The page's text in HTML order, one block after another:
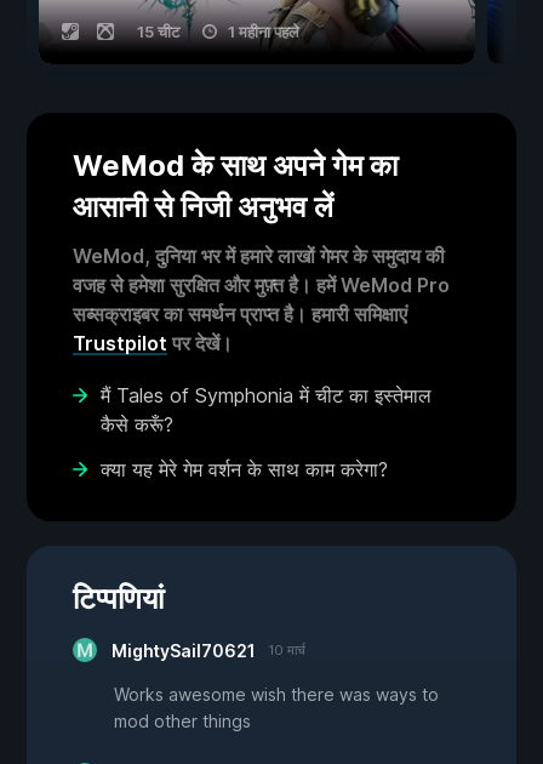
15 चीट 1 महीना पहले
WeMod के साथ अपने गेम का
आसानी से निजी अनुभव लें
WeMod, दुनिया भर में हमारे लाखों गेमर के समुदाय की
वजह से हमेशा सुरक्षित और मुफ़्त है। हमें WeMod Pro
सब्सक्राइबर का समर्थन प्राप्त है। हमारी समिक्षाएं
Trustpilot पर देखें।
मैं Tales of Symphonia में चीट का इस्तेमाल
कैसे करूँ?
क्या यह मेरे गेम वर्शन के साथ काम करेगा?
टिप्पणियां
MightySail70621 10 मार्च
Works awesome wish there was ways to
mod other things